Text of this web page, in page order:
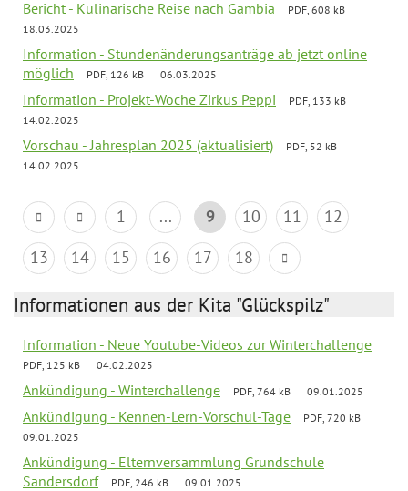
Bericht - Kulinarische Reise nach Gambia
PDF, 608 kB
18.03.2025
Information - Stundenänderungsanträge ab jetzt online
möglich
PDF, 126 kB 06.03.2025
Information - Projekt-Woche Zirkus Peppi
PDF, 133 kB
14.02.2025
Vorschau - Jahresplan 2025 (aktualisiert)
PDF, 52 kB
14.02.2025
1 ... 9 10 11
12
13
14 15 16 17 18
Informationen aus der Kita "Glückspilz"
Information - Neue Youtube-Videos zur Winterchallenge
PDF, 125 kB 04.02.2025
Ankündigung - Winterchallenge PDF, 764 kB 09.01.2025
Ankündigung - Kennen-Lern-Vorschul-Tage
PDF, 720 kB
09.01.2025
Ankündigung - Elternversammlung Grundschule
Sandersdorf
PDF, 246 kB 09.01.2025